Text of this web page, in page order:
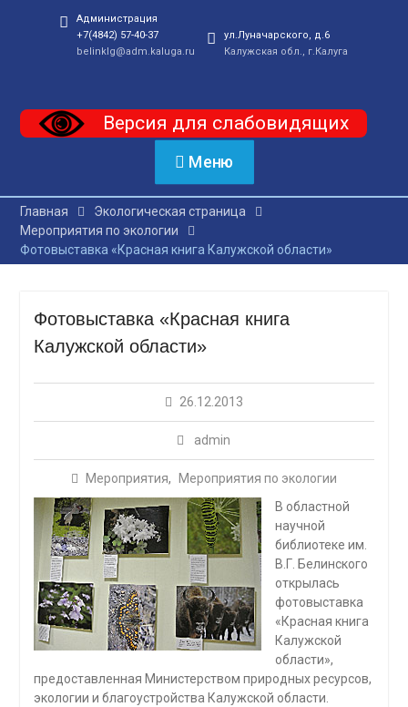
Администрация
+7(4842) 57-40-37
belinklg@adm.kaluga.ru
ул.Луначарского, д.6
Калужская обл., г.Калуга
Версия для слабовидящих
Меню
Главная
Экологическая страница
Мероприятия по экологии
Фотовыставка «Красная книга Калужской области»
Фотовыставка «Красная книга
Калужской области»
26.12.2013
admin
Мероприятия,
Мероприятия по экологии
В областной
научной
библиотеке им.
В.Г. Белинского
открылась
фотовыставка
«Красная книга
Калужской
области»,
предоставленная Министерством природных ресурсов,
экологии и благоустройства Калужской области.